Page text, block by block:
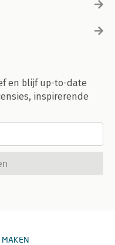
en blijf up-to-date
inspirerende
MAKEN